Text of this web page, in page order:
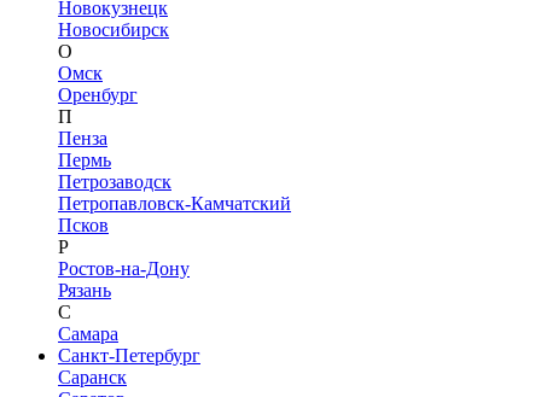
Новокузнецк
Новосибирск
О
Омск
Оренбург
П
Пенза
Пермь
Петрозаводск
Петропавловск-Камчатский
Псков
Р
Ростов-на-Дону
Рязань
С
Самара
Санкт-Петербург
Саранск